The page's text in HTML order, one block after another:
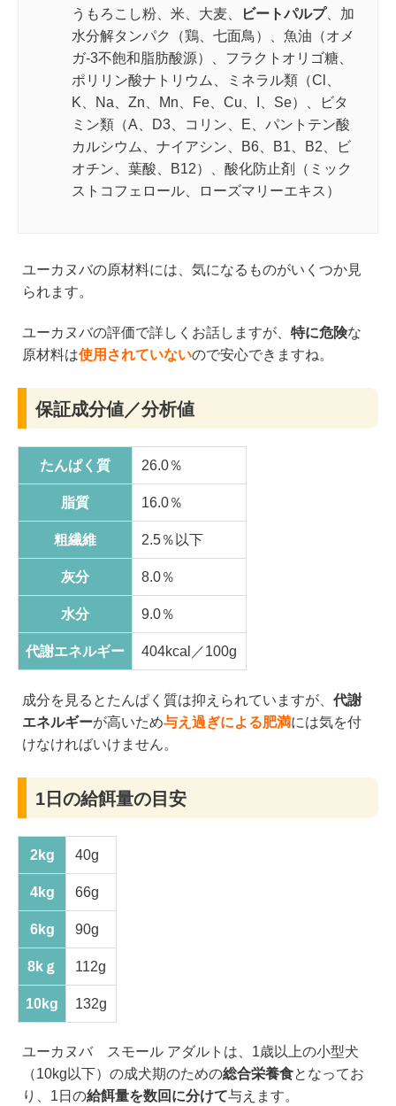
うもろこし粉、米、大麦、
ビートパルプ、加
水分解タンパク（鶏、七面鳥）、魚油（オメ
ガ-3不飽和脂肪酸源）、フラクトオリゴ糖、
ポリリン酸ナトリウム、ミネラル類（Cl、
K、Na、Zn、Mn、Fe、Cu、I、Se）、ビタ
ミン類（A、D3、コリン、E、パントテン酸
カルシウム、ナイアシン、B6、B1、B2、ビ
オチン、葉酸、B12）、酸化防止剤（ミック
ストコフェロール、ローズマリーエキス）
ユーカヌバの原材料には、気になるものがいくつか見
られます。
ユーカヌバの評価で詳しくお話しますが、 特に危険な
原材料は使用されていないので安心できますね。
保証成分値／分析値
たんぱく質 26.0％
脂質 16.0％
粗繊維 2.5％以下
灰分 8.0％
水分 9.0％
代謝エネルギー 404kcal／100g
成分を見るとたんぱく質は抑えられていますが、 代謝
エネルギーが高いため与え過ぎによる肥満には気を付
けなければいけません。
1日の給餌量の目安
2kg 40g
4kg 66g
6kg 90g
8kｇ 112g
10kg 132g
ユーカヌバ スモール アダルトは、1歳以上の小型犬
（10kg以下）の成犬期のための総合栄養食となってお
り、1日の給餌量を数回に分けて与えます。